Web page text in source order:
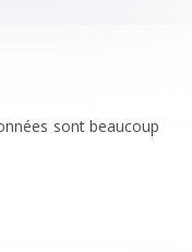
sont beaucoup